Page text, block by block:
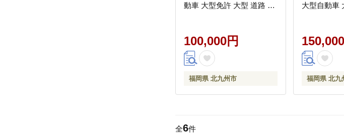
動車 大型免許 大型 道路 交
100,000円
福岡県 北九州市
大型自動車
福岡県 北九
全6件